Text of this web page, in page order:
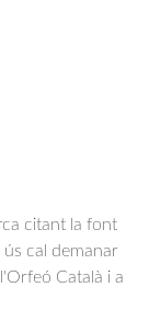
citant la font
ús cal demanar
Català i a